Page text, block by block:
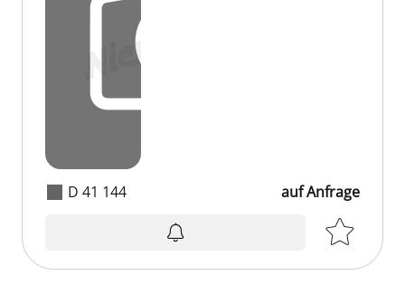
D 41 144 auf Anfrage